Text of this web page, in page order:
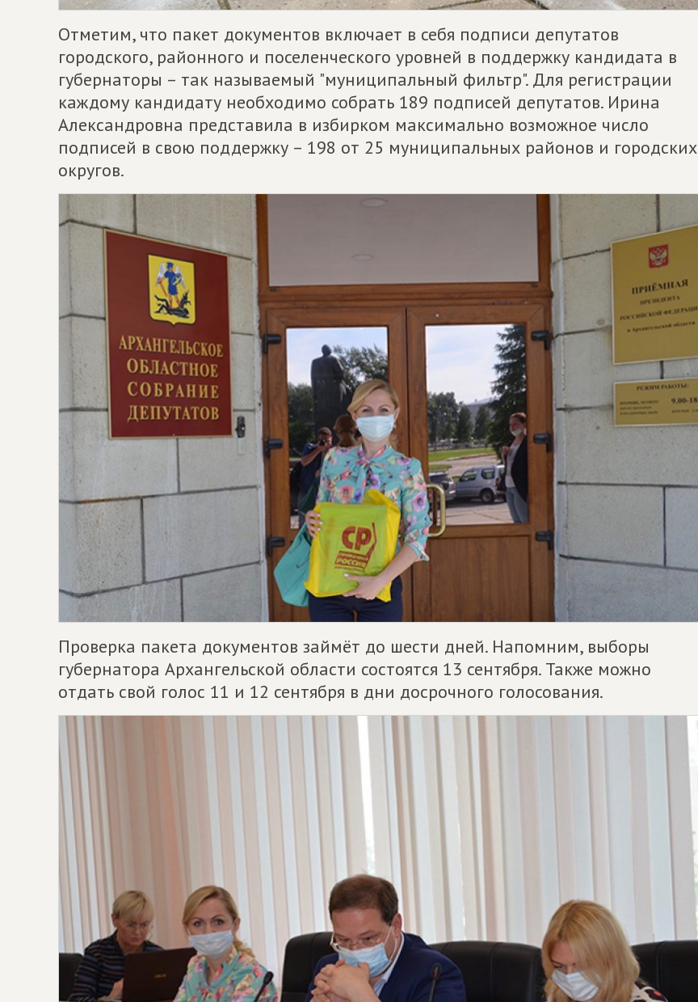
Отметим, что пакет документов включает в себя подписи депутатов
городского, районного и поселенческого уровней в поддержку кандидата в
губернаторы – так называемый "муниципальный фильтр". Для регистрации
каждому кандидату необходимо собрать 189 подписей депутатов. Ирина
Александровна представила в избирком максимально возможное число
подписей в свою поддержку – 198 от 25 муниципальных районов и городских
округов.
Проверка пакета документов займёт до шести дней. Напомним, выборы
губернатора Архангельской области состоятся 13 сентября. Также можно
отдать свой голос 11 и 12 сентября в дни досрочного голосования.